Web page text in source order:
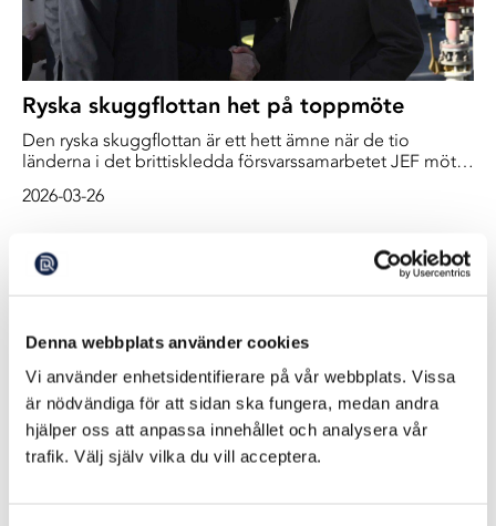
Denna webbplats använder cookies
Vi använder enhetsidentifierare på vår webbplats. Vissa
är nödvändiga för att sidan ska fungera, medan andra
hjälper oss att anpassa innehållet och analysera vår
trafik. Välj själv vilka du vill acceptera.
Ryska skuggflottan het på toppmöte
Den ryska skuggflottan är ett hett ämne när de tio
länderna i det brittiskledda försvarssamarbetet JEF möts i
brittiske premiärministern Keir Starmer när mötet inleds.
2026-03-26